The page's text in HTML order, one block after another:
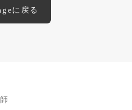
に戻る